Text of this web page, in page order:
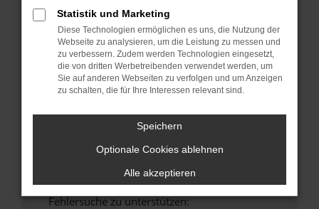
Stelle sicher, dass dein Browser und dein
Betriebssystem auf dem neuesten Stand
sind.
Veraltete Software birgt nicht nur ein
Sicherheitsrisiko, sondern kann auch dazu
führen, dass bestimmte Funktionen nicht mehr
Wende dich an den Webseitenbetreiber.
hast, kontaktiere uns bitte. Wir werden
versuchen, das Problem zu beheben. Du kannst
uns diesen Text schicken, um uns bei der
Fehlersuche zu unterstützen:
Statistik und Marketing
Diese Technologien ermöglichen es uns, die Nutzung der
Webseite zu analysieren, um die Leistung zu messen und
zu verbessern. Zudem werden Technologien eingesetzt,
die von dritten Werbetreibenden verwendet werden, um
Sie auf anderen Webseiten zu verfolgen und um Anzeigen
zu schalten, die für Ihre Interessen relevant sind.
Speichern
Optionale Cookies ablehnen
Alle akzeptieren